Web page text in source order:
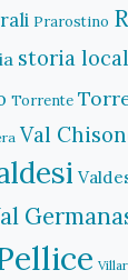
Prarostino
storia
Torrente
Val